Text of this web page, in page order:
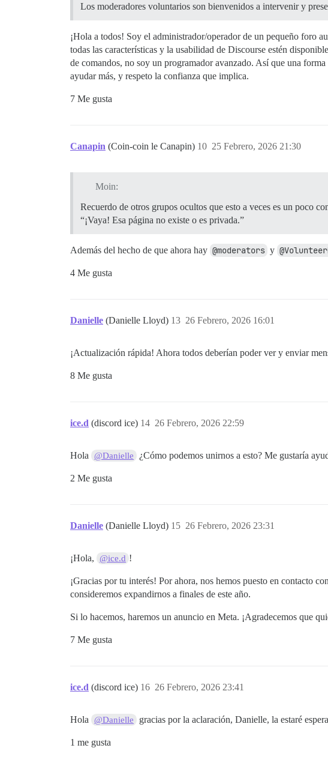
Los moderadores voluntarios son bienvenidos a intervenir y
¡Hola a todos! Soy el administrador/operador de un pequeño foro
todas las características y la usabilidad de Discourse estén
de comandos, no soy un programador avanzado. Así que una
ayudar más, y respeto la confianza que implica.
7 Me gusta
Canapin (Coin-coin le Canapin) 25 Febrero, 2026 21:30
10
Moin:
Recuerdo de otros grupos ocultos que esto a veces es un poco
“¡Vaya! Esa página no existe o es privada.”
Además del hecho de que ahora hay @moderators y
4 Me gusta
Danielle (Danielle Lloyd) 26 Febrero, 2026 16:01
13
¡Actualización rápida! Ahora todos deberían poder ver y enviar
8 Me gusta
ice.d (discord ice) 26 Febrero, 2026 22:59
14
Hola @Danielle ¿Cómo podemos unirnos a esto? Me gustaría
2 Me gusta
Danielle (Danielle Lloyd) 26 Febrero, 2026 23:31
15
¡Hola, @ice.d !
¡Gracias por tu interés! Por ahora, nos hemos puesto en contacto
consideremos expandirnos a finales de este año.
Si lo hacemos, haremos un anuncio en Meta. ¡Agradecemos que
7 Me gusta
ice.d (discord ice) 26 Febrero, 2026 23:41
16
Hola @Danielle gracias por la aclaración, Danielle, la estaré
1 me gusta